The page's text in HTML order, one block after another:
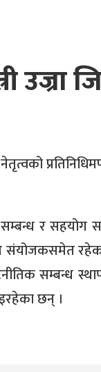
उज्रा​
सम्बन्ध र सहयोग
संयोजकसमेत
सम्बन्ध
छन् ।